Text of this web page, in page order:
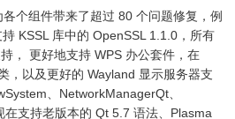
各个组件带来了超过 80 个问题修复，例
KSSL 库中的 OpenSSL 1.1.0，所有
， 更好地支持 WPS 办公套件，在
，以及更好的 Wayland 显示服务器支
、NetworkManagerQt、
在支持老版本的 Qt 5.7 语法、Plasma